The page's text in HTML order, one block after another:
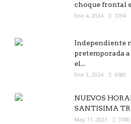
choque frontal
Ene 4, 2024 7294
Independiente
pretemporada
el...
Ene 3, 2024 6580
NUEVOS
SANTISIMA
May 11, 2021 3180